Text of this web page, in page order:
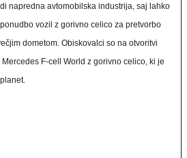
napredna avtomobilska industrija, saj lahko
vozil z gorivno celico za pretvorbo
dometom. Obiskovalci so na otvoritvi
F-cell World z gorivno celico, ki je